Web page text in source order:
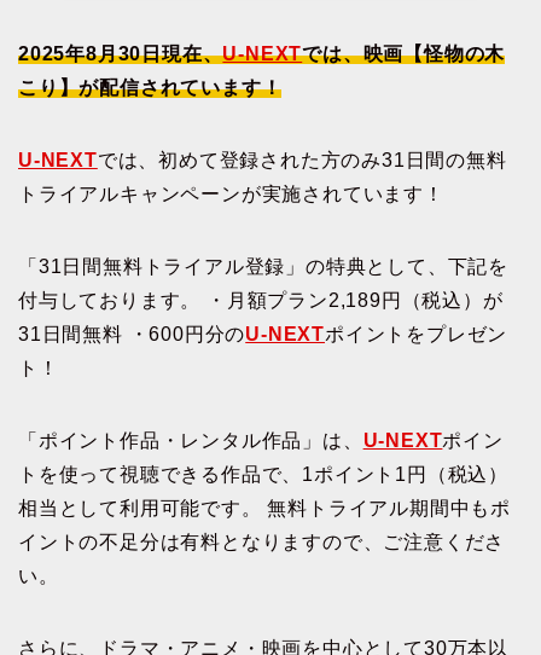
2025年8月30日現在、U-NEXTでは、映画【怪物の木
こり】が配信されています！
U-NEXTでは、初めて登録された方のみ31日間の無料
トライアルキャンペーンが実施されています！
「31日間無料トライアル登録」の特典として、下記を
付与しております。 ・月額プラン2,189円（税込）が
31日間無料 ・600円分のU-NEXTポイントをプレゼン
ト！
「ポイント作品・レンタル作品」は、 U-NEXTポイン
トを使って視聴できる作品で、1ポイント1円（税込）
相当として利用可能です。 無料トライアル期間中もポ
イントの不足分は有料となりますので、ご注意くださ
い。
さらに、ドラマ・アニメ・映画を中心として30万本以